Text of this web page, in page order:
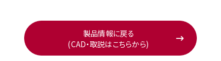
製品情報に戻る
(CAD・取説はこちらから)